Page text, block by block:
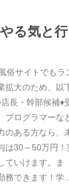
る気と行
俗サイトでもラ
拡大のため、以
長・幹部候補♦
プログラマーな
のある方なら、
は30～50万円！
ていけます。ま
できます！学歴